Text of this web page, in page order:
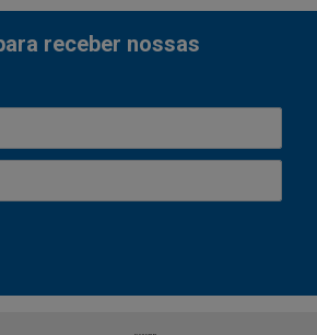
receber nossas